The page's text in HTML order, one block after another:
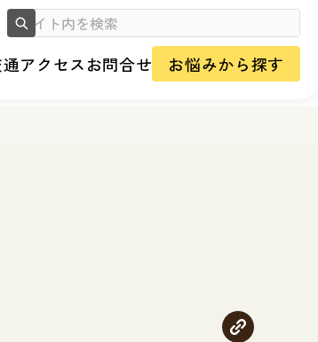
アクセスお問合せ お悩みから探す